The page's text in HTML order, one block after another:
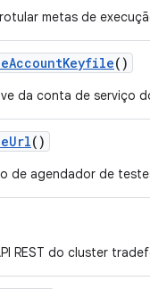
metas de
AccountKeyfile()
da conta de serviço
Url()
de agendador de
REST do cluster